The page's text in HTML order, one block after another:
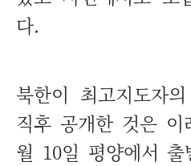
다.
북한이 최고지도자
직후 공개한 것은
월 10일 평양에서